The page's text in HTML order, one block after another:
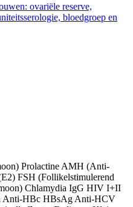
ovariële reserve,
bloedgroep en
Prolactine AMH (Anti-
FSH (Follikelstimulerend
Chlamydia IgG HIV I+II
Anti-HBc HBsAg Anti-HCV